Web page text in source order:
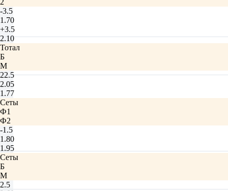
2
-3.5
1.70
+3.5
2.10
Тотал
Б
М
22.5
2.05
1.77
Сеты
Ф1
Ф2
-1.5
1.80
1.95
Сеты
Б
М
2.5